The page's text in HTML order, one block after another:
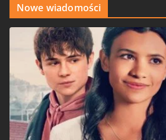
Nowe wiadomości